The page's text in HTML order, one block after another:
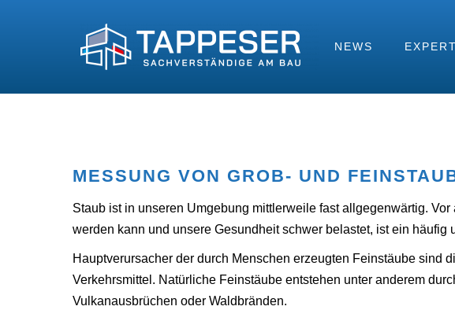
NEWS
MESSUNG VON GROB- UND
Staub ist in unseren Umgebung mittlerweile fast allgegenwärtig.
werden kann und unsere Gesundheit schwer belastet, ist ein häufig
Hauptverursacher der durch Menschen erzeugten Feinstäube sind
Verkehrsmittel. Natürliche Feinstäube entstehen unter anderem
Vulkanausbrüchen oder Waldbränden.